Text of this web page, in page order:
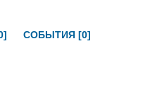
СОБЫТИЯ [0]